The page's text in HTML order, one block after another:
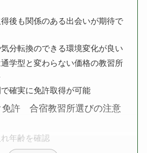
後も関係のある出会いが期待で
分転換のできる環境変化が良い
学型と変わらない価格の教習所
確実に免許取得が可能
免許 合宿教習所選びの注意
年齢を確認